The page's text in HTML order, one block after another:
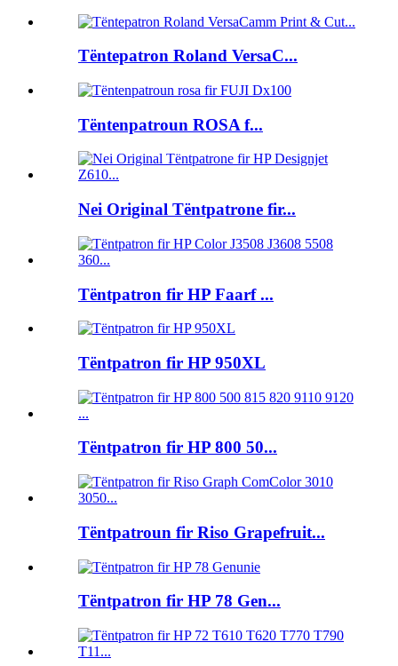
Tëntepatron Roland VersaC...
Tëntenpatroun ROSA f...
Nei Original Tëntpatrone fir...
Tëntpatron fir HP Faarf ...
Tëntpatron fir HP 950XL
Tëntpatron fir HP 800 50...
Tëntpatroun fir Riso Grapefruit...
Tëntpatron fir HP 78 Gen...